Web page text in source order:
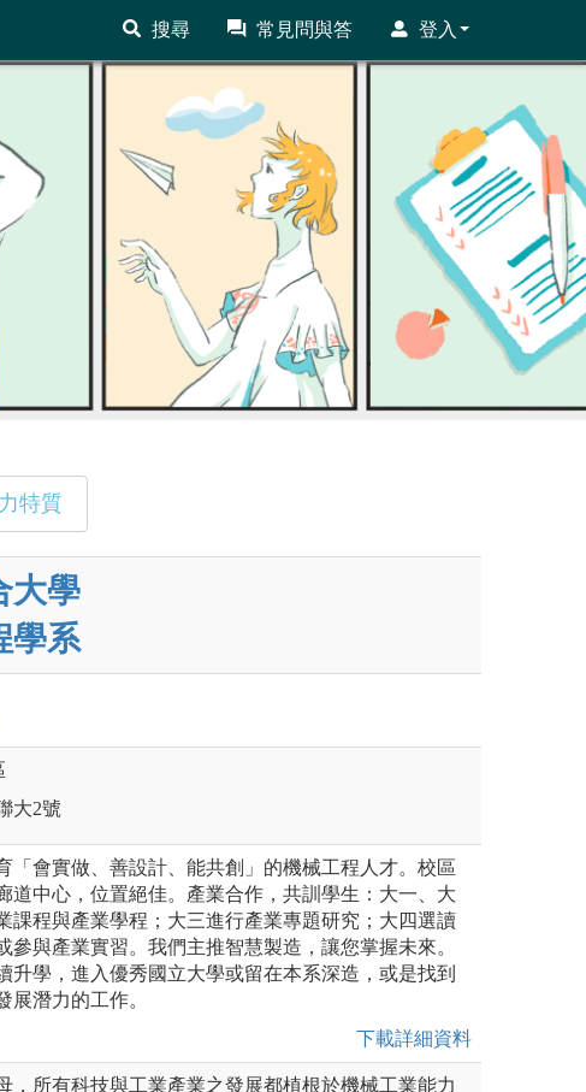
搜尋 常見問與答 登入
特質
大學
學系
大2號
「會實做、善設計、能共創」的機械工程人才。校區
道中心，位置絕佳。產業合作，共訓學生：大一、大
課程與產業學程；大三進行產業專題研究；大四選讀
參與產業實習。我們主推智慧製造，讓您掌握未來。
升學，進入優秀國立大學或留在本系深造，或是找到
展潛力的工作。
下載詳細資料
，所有科技與工業產業之發展都植根於機械工業能力